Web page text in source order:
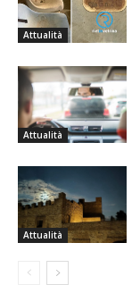
Attualità
Attualità
Attualità